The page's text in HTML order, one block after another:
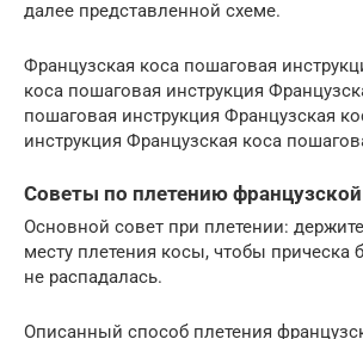
далее представленной схеме.
Французская коса пошаговая
коса пошаговая инструкция
пошаговая инструкция Французская
инструкция Французская коса
Советы по плетению
Основной совет при плетении:
месту плетения косы, чтобы прическа
не распадалась.
Описанный способ плетения